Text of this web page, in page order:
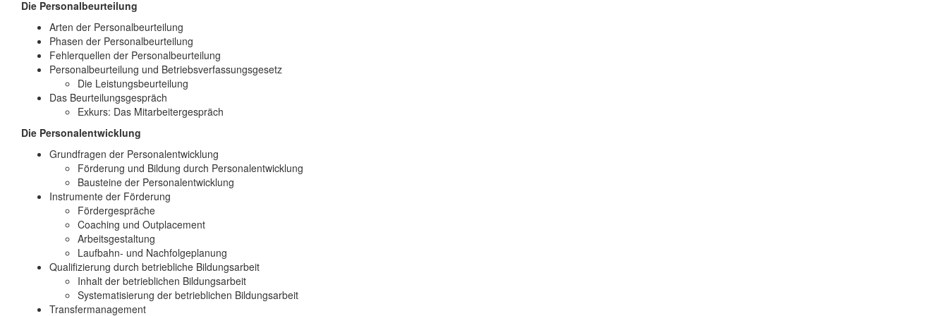
Die Personalbeurteilung
Arten der Personalbeurteilung
Phasen der Personalbeurteilung
Fehlerquellen der Personalbeurteilung
Personalbeurteilung und Betriebsverfassungsgesetz
Die Leistungsbeurteilung
Das Beurteilungsgespräch
Exkurs: Das Mitarbeitergespräch
Die Personalentwicklung
Grundfragen der Personalentwicklung
Förderung und Bildung durch Personalentwicklung
Bausteine der Personalentwicklung
Instrumente der Förderung
Fördergespräche
Coaching und Outplacement
Arbeitsgestaltung
Laufbahn- und Nachfolgeplanung
Qualifizierung durch betriebliche Bildungsarbeit
Inhalt der betrieblichen Bildungsarbeit
Systematisierung der betrieblichen Bildungsarbeit
Transfermanagement